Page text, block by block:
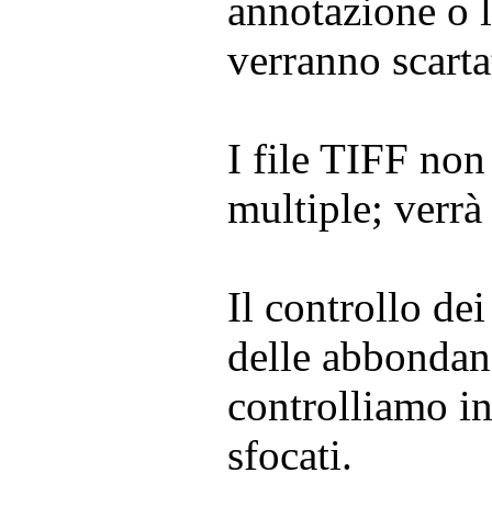
annotazione o
verranno
I file TIFF non
multiple; verrà
Il controllo dei
delle
controlliamo
sfocati.